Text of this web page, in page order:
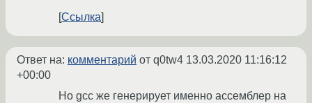
Ссылка
Ответ на: комментарий от q0tw4 13.03.2020 11:16:12
+00:00
Но gcc же генерирует именно ассемблер на